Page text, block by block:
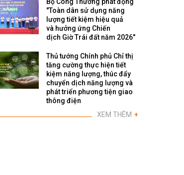
Bộ Công Thương phát động
"Toàn dân sử dụng năng
lượng tiết kiệm hiệu quả
và hưởng ứng Chiến
dịch Giờ Trái đất năm 2026"
Thủ tướng Chính phủ Chỉ thị
tăng cường thực hiện tiết
kiệm năng lượng, thúc đẩy
chuyển dịch năng lượng và
phát triển phương tiện giao
thông điện
XEM THÊM +